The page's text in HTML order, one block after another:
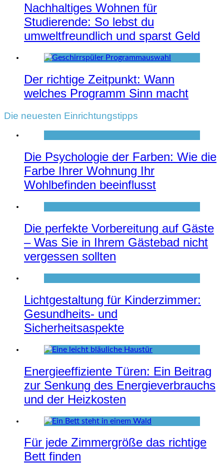
Nachhaltiges Wohnen für
Studierende: So lebst du
umweltfreundlich und sparst Geld
Der richtige Zeitpunkt: Wann
welches Programm Sinn macht
Die neuesten Einrichtungstipps
Die Psychologie der Farben: Wie die
Farbe Ihrer Wohnung Ihr
Wohlbefinden beeinflusst
Die perfekte Vorbereitung auf Gäste
– Was Sie in Ihrem Gästebad nicht
vergessen sollten
Lichtgestaltung für Kinderzimmer:
Gesundheits- und
Sicherheitsaspekte
Energieeffiziente Türen: Ein Beitrag
zur Senkung des Energieverbrauchs
und der Heizkosten
Für jede Zimmergröße das richtige
Bett finden